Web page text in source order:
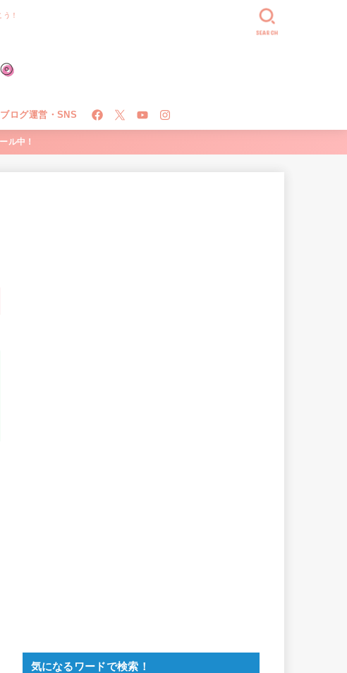
！
ブログ運営・SNS
SEARCH
ル中！
気になるワードで検索！